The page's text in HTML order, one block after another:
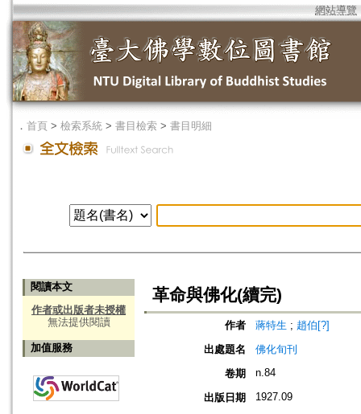
網站導覽
． 首頁 > 檢索系統 > 書目檢索 > 書目明細
閱讀本文
作者或出版者未授權
無法提供閱讀
加值服務
革命與佛化(續完)
作者 蔣特生 ; 趙伯[?]
出處題名
佛化旬刊
卷期
n.84
出版日期 1927.09